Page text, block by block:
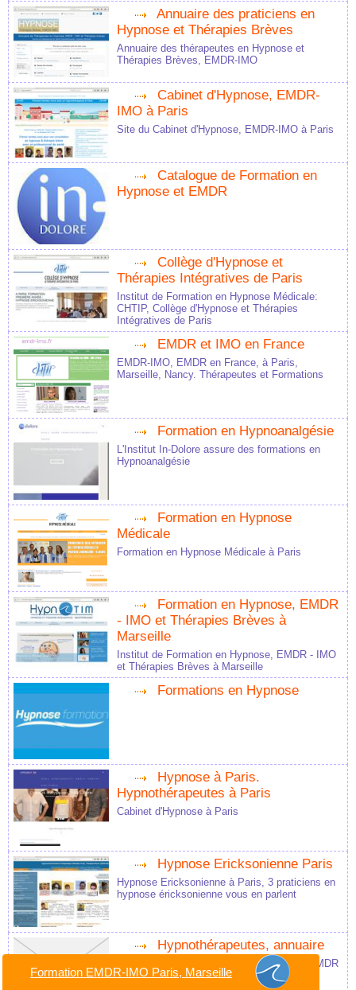
Annuaire des praticiens en
Hypnose et Thérapies Brèves
Annuaire des thérapeutes en Hypnose et
Thérapies Brèves, EMDR-IMO
Cabinet d'Hypnose, EMDR-
IMO à Paris
Site du Cabinet d'Hypnose, EMDR-IMO à Paris
Catalogue de Formation en
Hypnose et EMDR
Collège d'Hypnose et
Thérapies Intégratives de Paris
Institut de Formation en Hypnose Médicale:
CHTIP, Collège d'Hypnose et Thérapies
Intégratives de Paris
EMDR et IMO en France
EMDR-IMO, EMDR en France, à Paris,
Marseille, Nancy. Thérapeutes et Formations
Formation en Hypnoanalgésie
L'Institut In-Dolore assure des formations en
Hypnoanalgésie
Formation en Hypnose
Médicale
Formation en Hypnose Médicale à Paris
Formation en Hypnose, EMDR
- IMO et Thérapies Brèves à
Marseille
Institut de Formation en Hypnose, EMDR - IMO
et Thérapies Brèves à Marseille
Formations en Hypnose
Hypnose à Paris.
Hypnothérapeutes à Paris
Cabinet d'Hypnose à Paris
Hypnose Ericksonienne Paris
Hypnose Ericksonienne à Paris, 3 praticiens en
hypnose éricksonienne vous en parlent
Hypnothérapeutes, annuaire
Annuaire Hypnothérapeutes et Praticiens EMDR
à Paris, Marseille, Bordeaux, Lyon, Nantes
Formation EMDR-IMO Paris, Marseille